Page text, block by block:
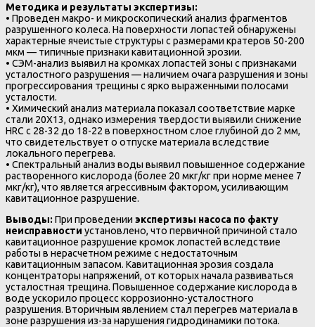
Методика и результаты экспертизы:
• Проведен макро- и микроскопический анализ фрагментов
разрушенного колеса. На поверхности лопастей обнаружены
характерные ячеистые структуры с размерами кратеров 50-200
мкм — типичные признаки кавитационной эрозии.
• СЭМ-анализ выявил на кромках лопастей зоны с признаками
усталостного разрушения — наличием очага разрушения и зоны
прогрессирования трещины с ярко выраженными полосами
усталости.
• Химический анализ материала показал соответствие марке
стали 20Х13, однако измерения твердости выявили снижение
HRC с 28-32 до 18-22 в поверхностном слое глубиной до 2 мм,
что свидетельствует о отпуске материала вследствие
локального перегрева.
• Спектральный анализ воды выявил повышенное содержание
растворенного кислорода (более 20 мкг/кг при норме менее 7
мкг/кг), что является агрессивным фактором, усиливающим
кавитационное разрушение.
Выводы:При проведении экспертизы насоса по факту
неисправности установлено, что первичной причиной стало
кавитационное разрушение кромок лопастей вследствие
работы в нерасчетном режиме с недостаточным
кавитационным запасом. Кавитационная эрозия создала
концентраторы напряжений, от которых начала развиваться
усталостная трещина. Повышенное содержание кислорода в
воде ускорило процесс коррозионно-усталостного
разрушения. Вторичным явлением стал перегрев материала в
зоне разрушения из-за нарушения гидродинамики потока.